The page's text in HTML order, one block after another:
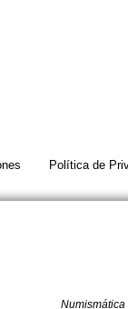
Política de
Numismática